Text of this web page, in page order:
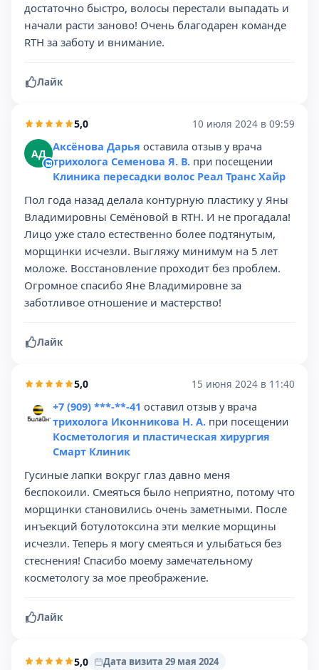
достаточно быстро, волосы перестали выпадать и
начали расти заново! Очень благодарен команде
RTH за заботу и внимание.
Лайк
5,0 10 июля 2024 в 09:59
АД Аксёнова Дарья оставила отзыв у врача
трихолога Семенова Я. В. при посещении
Клиника пересадки волос Реал Транс Хайр
Пол года назад делала контурную пластику у Яны
Владимировны Семёновой в RTH. И не прогадала!
Лицо уже стало естественно более подтянутым,
морщинки исчезли. Выгляжу минимум на 5 лет
моложе. Восстановление проходит без проблем.
Огромное спасибо Яне Владимировне за
заботливое отношение и мастерство!
Лайк
5,0 15 июня 2024 в 11:40
+7 (909) ***-**-41 оставил отзыв у врача
трихолога Иконникова Н. А. при посещении
Косметология и пластическая хирургия
Смарт Клиник
Гусиные лапки вокруг глаз давно меня
беспокоили. Смеяться было неприятно, потому что
морщинки становились очень заметными. После
инъекций ботулотоксина эти мелкие морщины
исчезли. Теперь я могу смеяться и улыбаться без
стеснения! Спасибо моему замечательному
косметологу за мое преображение.
Лайк
5,0
Дата визита 29 мая 2024